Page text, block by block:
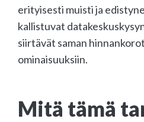
erityisesti muisti ja
kallistuvat
siirtävät saman
ominaisuuksiin.
Mitä tämä